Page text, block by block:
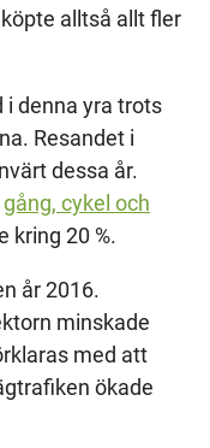
alltså allt fler
i denna yra trots
Resandet i
dessa år.
gång, cykel och
kring 20 %.
år 2016.
minskade
med att
ökade